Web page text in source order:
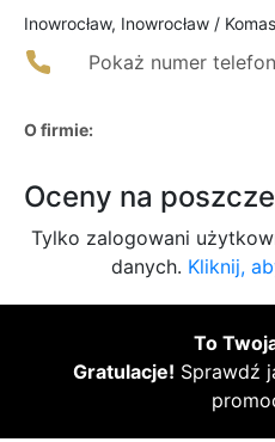
Inowrocław, Inowrocław /
Pokaż numer
O firmie:
Oceny na
Tylko zalogowani
danych. Kliknij,
To
Gratulacje! Sprawdź